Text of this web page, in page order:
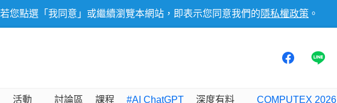
您點選「我同意」或繼續瀏覽本網站，即表示您同意我們的 隱私權政策 。
活動 討論區 課程 #AI ChatGPT 深度有料 COMPUTEX 2026